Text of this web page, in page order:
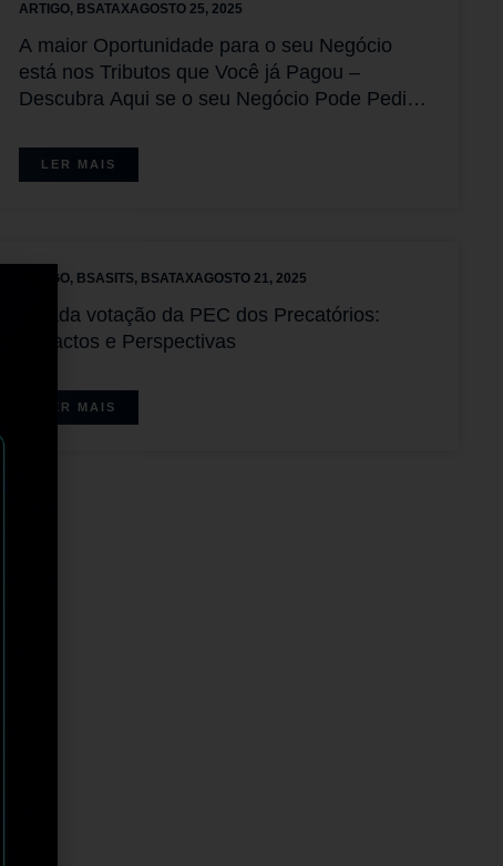
ARTIGO, BSATAXAGOSTO 25, 2025
A maior Oportunidade para o seu Negócio
está nos Tributos que Você já Pagou –
Descubra Aqui se o seu Negócio Pode Pedir a
LER MAIS
ARTIGO, BSASITS, BSATAXAGOSTO 21, 2025
Adiada votação da PEC dos Precatórios:
Impactos e Perspectivas
LER MAIS